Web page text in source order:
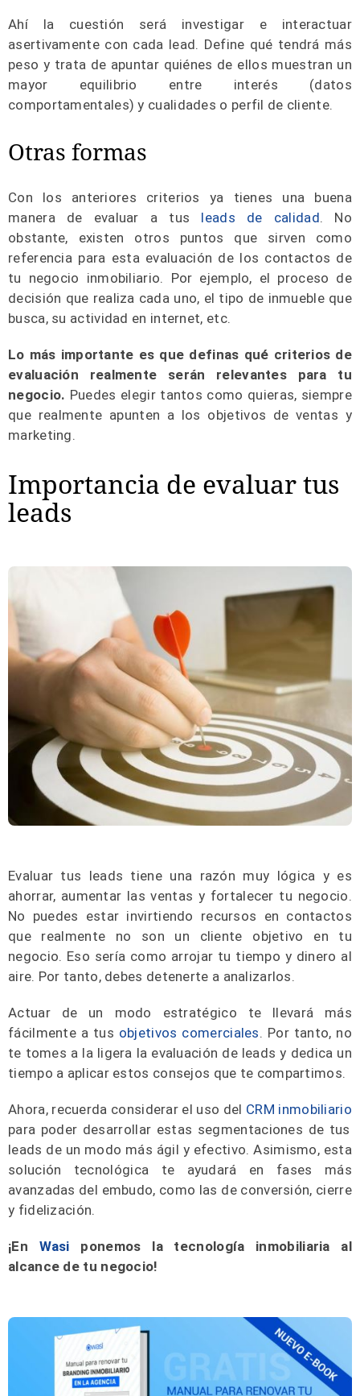
Ahí la cuestión será investigar e interactuar
asertivamente con cada lead. Define qué tendrá más
peso y trata de apuntar quiénes de ellos muestran un
mayor equilibrio entre interés (datos
comportamentales) y cualidades o perfil de cliente.
Otras formas
Con los anteriores criterios ya tienes una buena
manera de evaluar a tus leads de calidad. No
obstante, existen otros puntos que sirven como
referencia para esta evaluación de los contactos de
tu negocio inmobiliario. Por ejemplo, el proceso de
decisión que realiza cada uno, el tipo de inmueble que
busca, su actividad en internet, etc.
Lo más importante es que definas qué criterios de
evaluación realmente serán relevantes para tu
negocio. Puedes elegir tantos como quieras, siempre
que realmente apunten a los objetivos de ventas y
marketing.
Importancia de evaluar tus
leads
Evaluar tus leads tiene una razón muy lógica y es
ahorrar, aumentar las ventas y fortalecer tu negocio.
No puedes estar invirtiendo recursos en contactos
que realmente no son un cliente objetivo en tu
negocio. Eso sería como arrojar tu tiempo y dinero al
aire. Por tanto, debes detenerte a analizarlos.
Actuar de un modo estratégico te llevará más
fácilmente a tus objetivos comerciales. Por tanto, no
te tomes a la ligera la evaluación de leads y dedica un
tiempo a aplicar estos consejos que te compartimos.
Ahora, recuerda considerar el uso del CRM inmobiliario
para poder desarrollar estas segmentaciones de tus
leads de un modo más ágil y efectivo. Asimismo, esta
solución tecnológica te ayudará en fases más
avanzadas del embudo, como las de conversión, cierre
y fidelización.
¡En Wasi ponemos la tecnología inmobiliaria al
alcance de tu negocio!